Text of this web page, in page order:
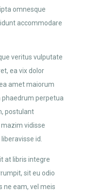
omnesque
accommodare
veritus vulputate
ea vix dolor
amet maiorum
perpetua
postulant
vidisse
id.
at libris integre
sit eu odio
ne eam, vel meis